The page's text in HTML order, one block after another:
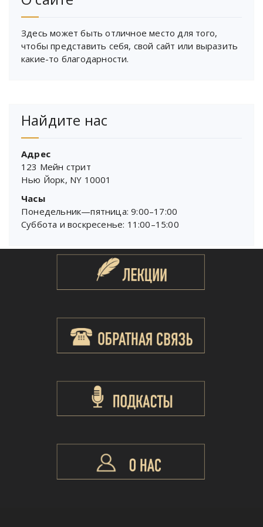
Здесь может быть отличное место для того,
чтобы представить себя, свой сайт или выразить
какие-то благодарности.
Найдите нас
Адрес
123 Мейн стрит
Нью Йорк, NY 10001
Часы
Понедельник—пятница: 9:00–17:00
Суббота и воскресенье: 11:00–15:00